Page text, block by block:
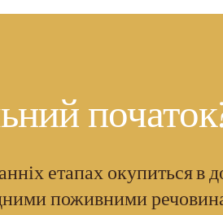
початок
етапах окупиться в
поживними